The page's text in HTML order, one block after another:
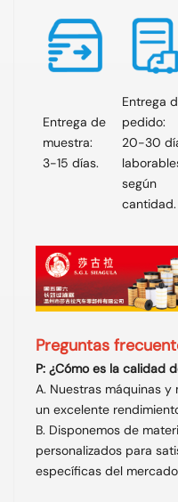
Entrega de
muestra:
3-15 días.
Entrega
pedido:
20-30
según
cantidad.
Preguntas
P: ¿Cómo es la calidad
A. Nuestras máquinas y
un excelente
B. Disponemos de
personalizados para
específicas del